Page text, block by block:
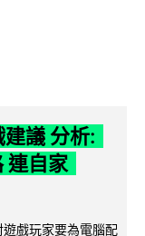
議 分析:
連自家
戲玩家要為電腦配